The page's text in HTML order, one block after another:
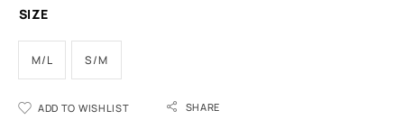
SIZE
M/L S/M
l
ADD TO WISHLIST SHARE